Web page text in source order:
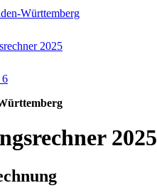
Württemberg
2025
6
2025